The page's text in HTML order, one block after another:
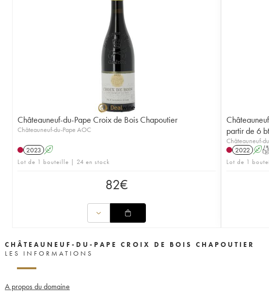
Châteauneuf-du-Pape Croix de Bois Chapoutier
Châteauneuf-du-Pape AOC
2023 A
Lot de 1 bouteille | 24 en stock
82€
partir de 6
Châteauneuf-
2022 A
Lot de 1
CHÂTEAUNEUF-DU-PAPE CROIX DE BOIS CHAPOUTIER
LES INFORMATIONS
A propos du domaine